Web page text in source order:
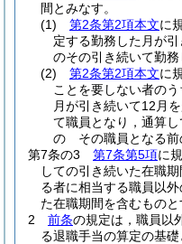
間とみなす。
(1)
第2条第2項本文に
定する勤務した月が
のその引き続いて勤務
(2)
第2条第2項本文に
ことを要しない者のう
月が引き続いて12月
て職員となり，通算
の その職員となる前
第7条の3
第7条第5項に
しての引き続いた在職期
る者に相当する職員以
た在職期間を含むものと
2
前条の規定は，職員以
る退職手当の算定の基